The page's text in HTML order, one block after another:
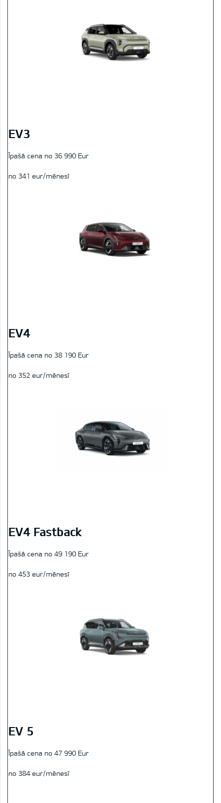
EV3
Īpašā cena no 36 990 Eur
no 341 eur/mēnesī
EV4
Īpašā cena no 38 190 Eur
no 352 eur/mēnesī
EV4 Fastback
Īpašā cena no 49 190 Eur
no 453 eur/mēnesī
EV 5
Īpašā cena no 47 990 Eur
no 384 eur/mēnesī